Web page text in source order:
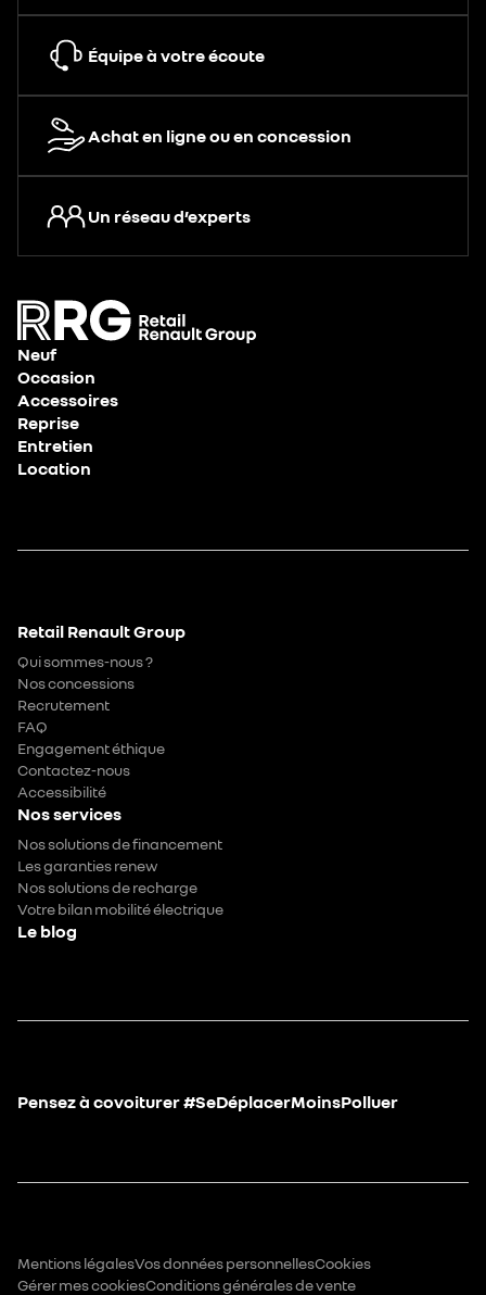
Équipe à votre écoute
Achat en ligne ou en concession
Un réseau d’experts
Neuf
Occasion
Accessoires
Reprise
Entretien
Location
Retail Renault Group
Qui sommes-nous ?
Nos concessions
Recrutement
FAQ
Engagement éthique
Contactez-nous
Accessibilité
Nos services
Nos solutions de financement
Les garanties renew
Nos solutions de recharge
Votre bilan mobilité électrique
Le blog
Pensez à covoiturer #SeDéplacerMoinsPolluer
Mentions légalesVos données personnellesCookies
Gérer mes cookiesConditions générales de vente